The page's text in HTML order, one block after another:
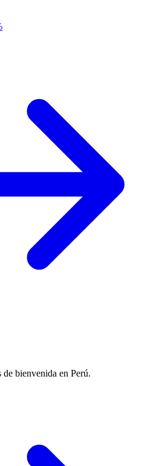
bienvenida en Perú.